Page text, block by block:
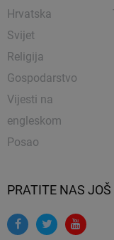
Hrvatska
Svijet
Religija
Gospodarstvo
Vijesti na
engleskom
Posao
PRATITE NAS JOŠ